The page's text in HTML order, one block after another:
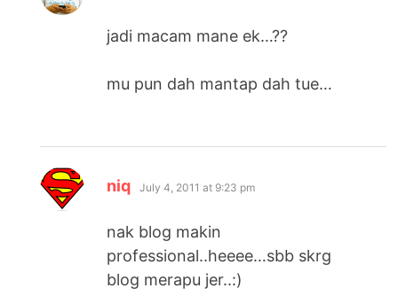
jadi macam mane ek…??
mu pun dah mantap dah tue…
niq says:
July 4, 2011 at 9:23 pm
nak blog makin
professional..heeee…sbb skrg
blog merapu jer..:)